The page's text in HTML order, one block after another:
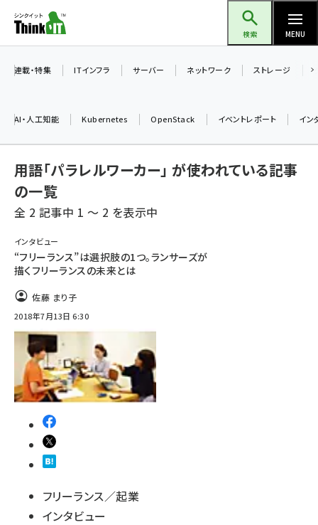
ン
ツ
検索 MENU
ai (2480)
加藤銘のチーム貢献～仲間と築いた勝利の絆～ (2304)
iot女子会 (2263)
北海道をのんびり旅する晴山佳須夫のヒント集！ (2017)
drupal (1940)
genai (1473)
ai crunch (1347)
abc123 (1346)
連載・特集 ITインフラ サーバー ネットワーク ストレージ
AI・人工知能 Kubernetes OpenStack イベントレポート イン
用語「パラレルワーカー」 が使われている記事
の一覧
全 2 記事中 1 ～ 2 を表示中
インタビュー
“フリーランス”は選択肢の1つ。ランサーズが
描くフリーランスの未来とは
佐藤 まり子
2018年7月13日 6:30
フリーランス／起業
インタビュー